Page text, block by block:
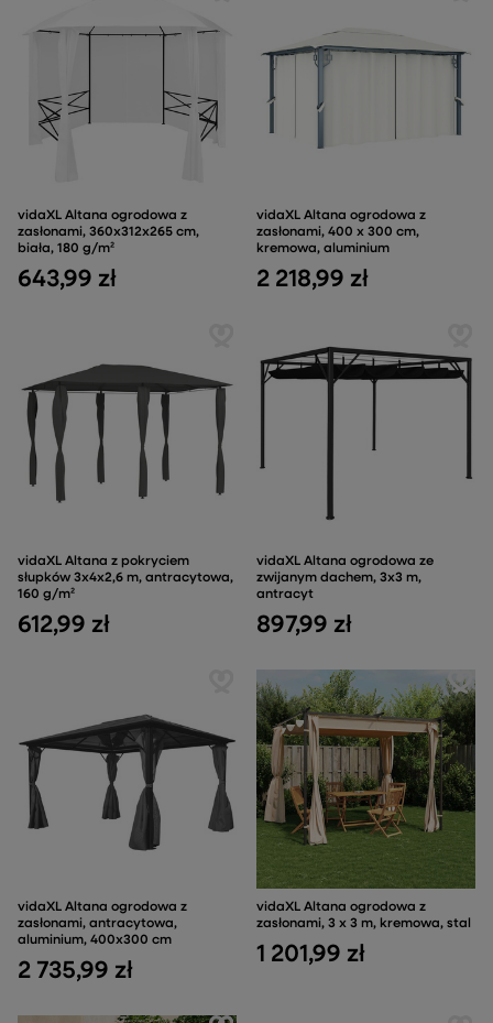
vidaXL Altana ogrodowa z
zasłonami, 360x312x265 cm,
biała, 180 g/m²
643,99 zł
vidaXL Altana ogrodowa z
zasłonami, 400 x 300 cm,
kremowa, aluminium
2 218,99 zł
vidaXL Altana z pokryciem
słupków 3x4x2,6 m, antracytowa,
160 g/m²
612,99 zł
vidaXL Altana ogrodowa ze
zwijanym dachem, 3x3 m,
antracyt
897,99 zł
vidaXL Altana ogrodowa z
zasłonami, antracytowa,
aluminium, 400x300 cm
2 735,99 zł
vidaXL Altana ogrodowa z
zasłonami, 3 x 3 m, kremowa, stal
1 201,99 zł